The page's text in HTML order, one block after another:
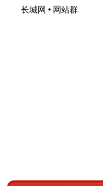
长城网 • 网站群